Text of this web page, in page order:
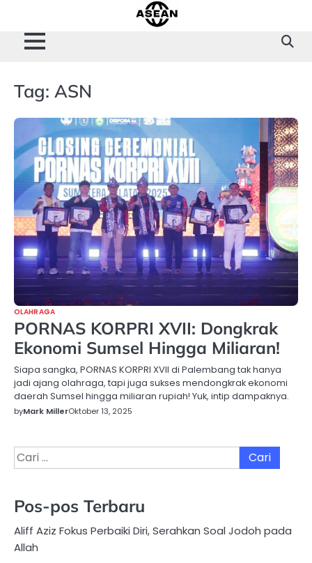
content
Tag: ASN
OLAHRAGA
PORNAS KORPRI XVII: Dongkrak
Ekonomi Sumsel Hingga Miliaran!
Siapa sangka, PORNAS KORPRI XVII di Palembang tak hanya
jadi ajang olahraga, tapi juga sukses mendongkrak ekonomi
daerah Sumsel hingga miliaran rupiah! Yuk, intip dampaknya.
byMark MillerOktober 13, 2025
Cari
untuk:
Pos-pos Terbaru
Aliff Aziz Fokus Perbaiki Diri, Serahkan Soal Jodoh pada
Allah